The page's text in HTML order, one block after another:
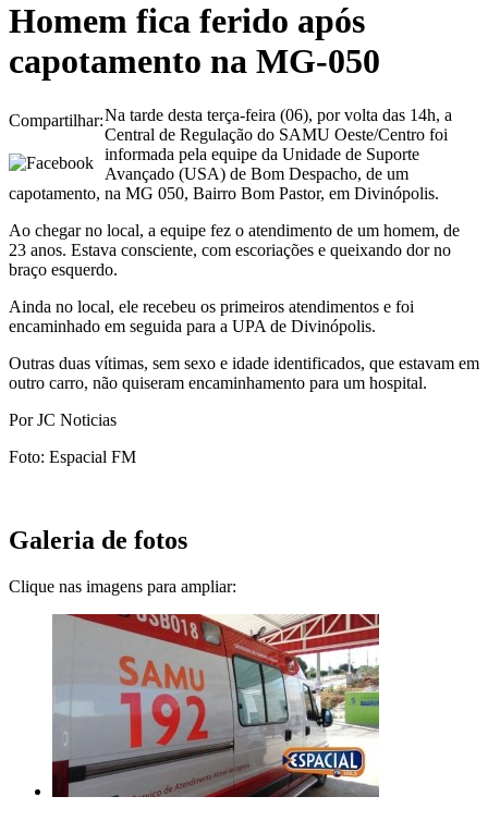
Homem fica ferido após
capotamento na MG-050
Compartilhar:Na tarde desta terça-feira (06), por volta das 14h, a
Central de Regulação do SAMU Oeste/Centro foi
informada pela equipe da Unidade de Suporte
Avançado (USA) de Bom Despacho, de um
capotamento, na MG 050, Bairro Bom Pastor, em Divinópolis.
Ao chegar no local, a equipe fez o atendimento de um homem, de
23 anos. Estava consciente, com escoriações e queixando dor no
braço esquerdo.
Ainda no local, ele recebeu os primeiros atendimentos e foi
encaminhado em seguida para a UPA de Divinópolis.
Outras duas vítimas, sem sexo e idade identificados, que estavam em
outro carro, não quiseram encaminhamento para um hospital.
Por JC Noticias
Foto: Espacial FM
Galeria de fotos
Clique nas imagens para ampliar: